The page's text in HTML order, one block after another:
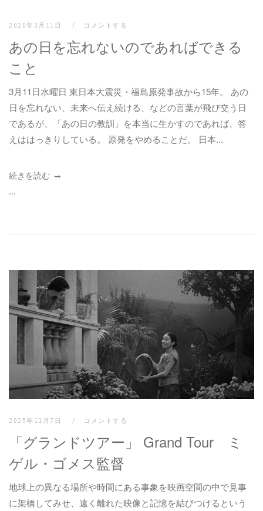
2026年3月11日 コメントする
あの日を忘れないのであればできる
こと
3月11日水曜日 東日本大震災・福島原発事故から15年。 あの
日を忘れない、未来へ伝え続ける、などの言葉が飛び交う日
であるが、「あの日の教訓」を本当に生かすのであれば、答
えははっきりしている。 原発をやめることだ。 日本...
続きを読む
...
2025年11月7日 コメントする
「グランドツアー」 Grand Tour ミ
ゲル・ゴメス監督
地球上の異なる場所や時間にある事象を映画空間の中で見事
に架橋してみせ、遠く離れた映像と記憶を結びつけるという